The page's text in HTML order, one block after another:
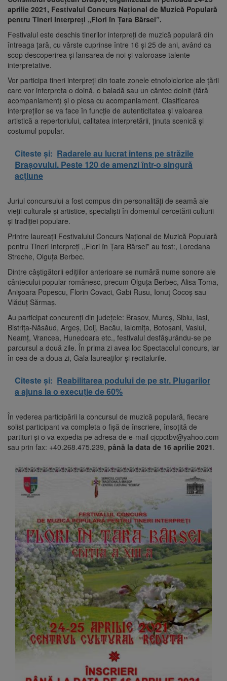
aprilie 2021, Festivalul Concurs Național de Muzică Populară
pentru Tineri Interpreți „Flori în Ţara Bârsei”.
Festivalul este deschis tinerilor interpreţi de muzică populară din
întreaga ţară, cu vârste cuprinse între 16 şi 25 de ani, având ca
scop descoperirea şi lansarea de noi şi valoroase talente
interpretative.
Vor participa tineri interpreți din toate zonele etnofolclorice ale țării
care vor interpreta o doină, o baladă sau un cântec doinit (fără
acompaniament) și o piesa cu acompaniament. Clasificarea
interpreților se va face în funcție de autenticitatea și valoarea
artistică a repertoriului, calitatea interpretării, ținuta scenică și
costumul popular.
Citeste și: Radarele au lucrat intens pe străzile
Brașovului. Peste 120 de amenzi într-o singură
acțiune
Juriul concursului a fost compus din personalităţi de seamă ale
vieţii culturale şi artistice, specialişti în domeniul cercetării culturii
şi tradiţiei populare.
Printre laureații Festivalului Concurs Național de Muzică Populară
pentru Tineri Interpreți ,,Flori în Țara Bârsei” au fost:, Loredana
Streche, Olguța Berbec.
Dintre câștigătorii edițiilor anterioare se numără nume sonore ale
cântecului popular românesc, precum Olguța Berbec, Alisa Toma,
Anișoara Popescu, Florin Covaci, Gabi Rusu, Ionuţ Cocoş sau
Vlăduţ Sărmaş.
Au participat concurenți din judeţele: Braşov, Mureş, Sibiu, Iaşi,
Bistriţa-Năsăud, Argeş, Dolj, Bacău, Ialomiţa, Botoşani, Vaslui,
Neamţ, Vrancea, Hunedoara etc., festivalul desfăşurându-se pe
parcursul a două zile. În prima zi avea loc Spectacolul concurs, iar
în cea de-a doua zi, Gala laureaţilor și recitalurile.
Citeste și: Reabilitarea podului de pe str. Plugarilor
a ajuns la o execuție de 60%
În vederea participării la concursul de muzică populară, fiecare
solist participant va completa o fişă de înscriere, însoţită de
partituri şi o va expedia pe adresa de e-mail cjcpctbv@yahoo.com
sau prin fax: +40.268.475.239, până la data de 16 aprilie 2021.